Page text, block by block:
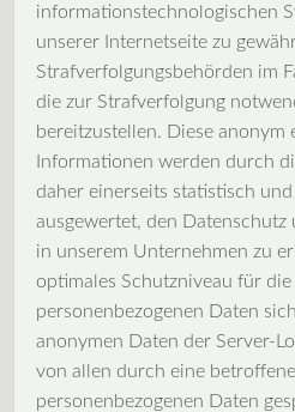
informationstechnologischen
unserer Internetseite zu
Strafverfolgungsbehörden im
die zur Strafverfolgung
bereitzustellen. Diese anonym
Informationen werden durch
daher einerseits statistisch
ausgewertet, den
in unserem Unternehmen zu
optimales Schutzniveau für
personenbezogenen Daten
anonymen Daten der Server-
von allen durch eine
personenbezogenen Daten